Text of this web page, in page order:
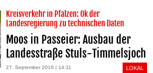
Kreisverkehr in Pfalzen: Ok der
Landesregierung zu technischen Daten
Moos in Passeier: Ausbau der
Landesstraße Stuls-Timmelsjoch
27. September 2016 | 14:11 LOKAL